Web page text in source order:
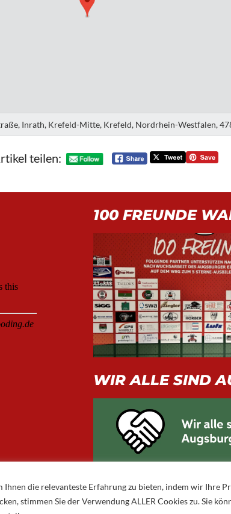
die relevanteste Erfahrung zu bieten, indem wir Ihre
stimmen Sie der Verwendung ALLER Cookies zu. Sie
Inrath, Krefeld-Mitte, Krefeld, Nordrhein-Westfalen,
teilen:
100 FREUNDE
WIR ALLE SIND